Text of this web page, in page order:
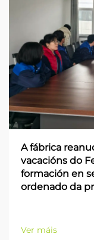
A fábrica
vacacións do
formación en
ordenado da
Ver máis